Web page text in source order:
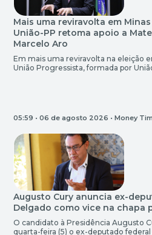
Mais uma reviravolta em
União-PP retoma apoio a
Marcelo Aro
Em mais uma reviravolta na eleição
União Progressista, formada por
05:59 • 06 de agosto 2026 • Money
Augusto Cury anuncia ex-
Delgado como vice na chapa
O candidato à Presidência Augusto
quarta-feira (5) o ex-deputado